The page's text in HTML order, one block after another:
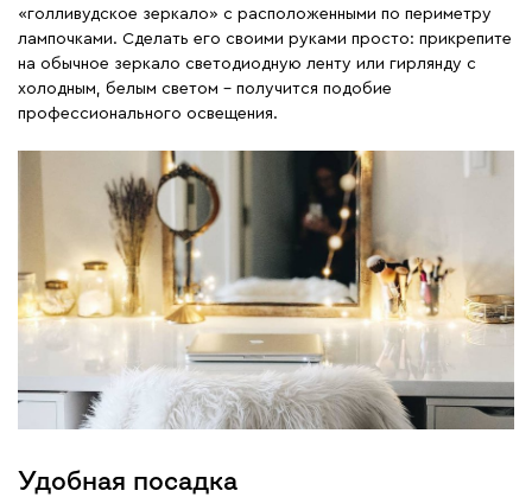
«голливудское зеркало» с расположенными по периметру
лампочками. Сделать его своими руками просто: прикрепите
на обычное зеркало светодиодную ленту или гирлянду с
холодным, белым светом – получится подобие
профессионального освещения.
Удобная посадка